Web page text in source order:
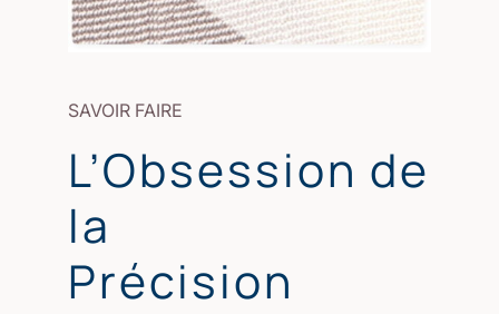
SAVOIR FAIRE
L’Obsession de
la
Précision